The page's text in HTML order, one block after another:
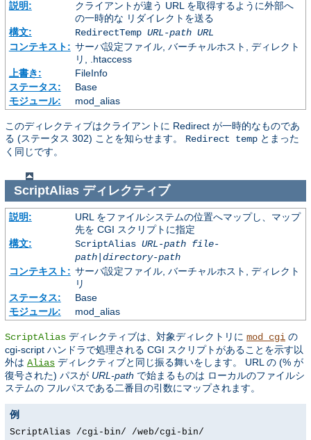
説明:
クライアントが違う URL を取得するように外部へ
の一時的な リダイレクトを送る
構文:
RedirectTemp URL-path URL
コンテキスト: サーバ設定ファイル, バーチャルホスト, ディレクト
リ, .htaccess
上書き:
FileInfo
ステータス:
Base
モジュール:
mod_alias
このディレクティブはクライアントに Redirect が一時的なものであ
る (ステータス 302) ことを知らせます。 Redirect temp とまった
く同じです。
ScriptAliasディレクティブ
説明:
URL をファイルシステムの位置へマップし、マップ
先を CGI スクリプトに指定
構文:
ScriptAlias URL-path file-
path| directory-path
コンテキスト: サーバ設定ファイル, バーチャルホスト, ディレクト
リ
ステータス:
Base
モジュール:
mod_alias
ScriptAlias ディレクティブは、対象ディレクトリに mod_cgi の
cgi-script ハンドラで処理される CGI スクリプトがあることを示す以
外は Alias ディレクティブと同じ振る舞いをします。 URL の (% が
復号された) パスが URL-path で始まるものは ローカルのファイルシ
ステムの フルパスである二番目の引数にマップされます。
例
ScriptAlias /cgi-bin/ /web/cgi-bin/